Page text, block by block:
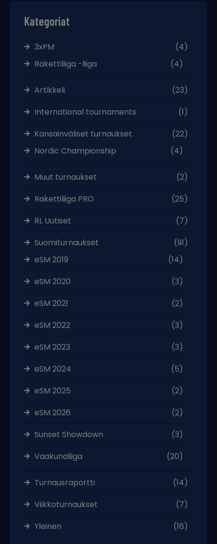
Kategoriat
3xPM
(4)
Rakettiliiga -liiga
(4)
Artikkeli
(23)
International tournaments
(1)
Kansainväliset turnaukset
(22)
Nordic Championship
(4)
Muut turnaukset
(2)
Rakettiliiga PRO
(25)
RL Uutiset
(7)
Suomiturnaukset
(91)
eSM 2019
(14)
eSM 2020
(3)
eSM 2021
(2)
eSM 2022
(3)
eSM 2023
(3)
eSM 2024
(5)
eSM 2025
(2)
eSM 2026
(2)
Sunset Showdown
(3)
Vaakunaliiga
(20)
Turnausraportti
(14)
Viikkoturnaukset
(7)
Yleinen
(16)